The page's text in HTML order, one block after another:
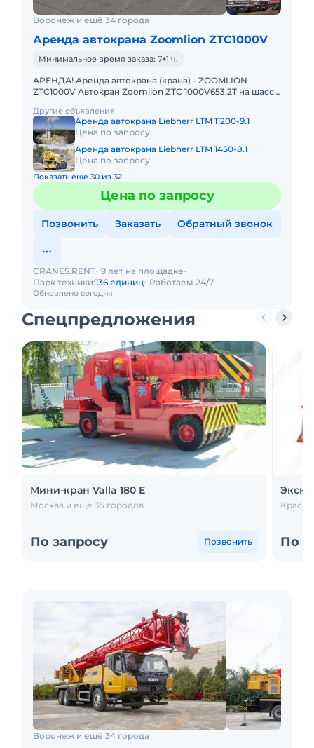
Воронеж и ещё 34 города
Аренда автокрана Zoomlion ZTC1000V
Минимальное время заказа: 7+1 ч.
АРЕНДА! Аренда автокрана (крана) - ZOOMLION
ZTC1000V Автокран Zoomlion ZTC 1000V653.2T на шасси
м и удлин
Другие объявления
Аренда автокрана Liebherr LTM 11200-9.1
Цена по запросу
Аренда автокрана Liebherr LTM 1450-8.1
Цена по запросу
Показать еще 30 из 32
Цена по запросу
Позвонить Заказать Обратный звонок
Обновлено сегодня
CRANES.RENT 9 лет на площадке
Парк техники:136 единиц Работаем 24/7
Спецпредложения
Мини-кран Valla 180 E
Москва и еще 35 городов
По запросу Позвонить По
Воронеж и ещё 34 города